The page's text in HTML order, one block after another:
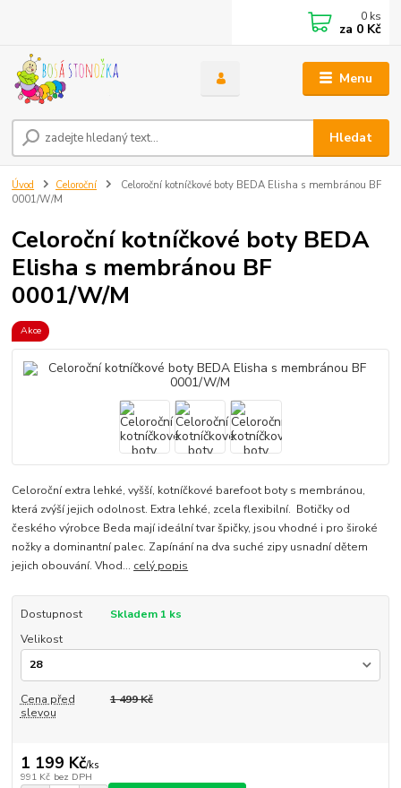
Menu
Hledat
0 ks
za 0 Kč
Úvod Celoroční
Celoroční kotníčkové boty BEDA Elisha s membránou BF
0001/W/M
Celoroční kotníčkové boty BEDA
Elisha s membránou BF
0001/W/M
Akce
Celoroční extra lehké, vyšší, kotníčkové barefoot boty s membránou,
která zvýší jejich odolnost. Extra lehké, zcela flexibilní. Botičky od
českého výrobce Beda mají ideální tvar špičky, jsou vhodné i pro široké
nožky a dominantní palec. Zapínání na dva suché zipy usnadní dětem
jejich obouvání. Vhod... celý popis
Dostupnost
Skladem 1 ks
Velikost
Cena před
slevou
1 499 Kč
1 199 Kč/ks
991 Kč bez DPH